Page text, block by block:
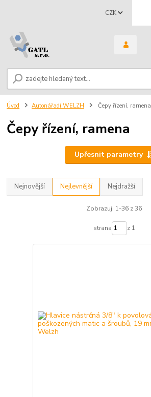
CZK
Úvod Autonářadí WELZH Čepy řízení, ramena
Čepy řízení, ramena
Upřesnit parametry
Nejnovější Nejlevnější Nejdražší
Zobrazuji 1-36 z 36
strana z 1